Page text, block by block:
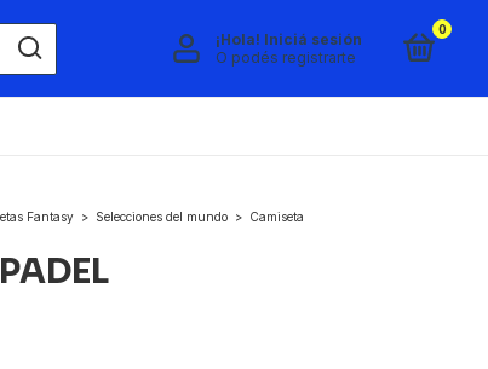
¡Hola! Iniciá sesión
O podés registrarte
0
Fantasy > Selecciones del mundo > Camiseta